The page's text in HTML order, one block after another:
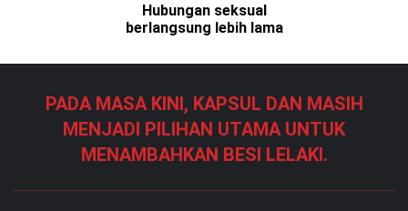
Hubungan seksual
berlangsung lebih lama
PADA MASA KINI, KAPSUL DAN MASIH
MENJADI PILIHAN UTAMA UNTUK
MENAMBAHKAN BESI LELAKI.